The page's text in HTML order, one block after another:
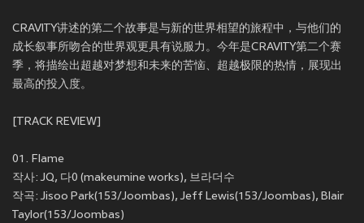
CRAVITY讲述的第二个故事是与新的世界相望的旅程中，与他们的
成长叙事所吻合的世界观更具有说服力。今年是CRAVITY第二个赛
季，将描绘出超越对梦想和未来的苦恼、超越极限的热情，展现出
最高的投入度。
[TRACK REVIEW]
01. Flame
작사: JQ, 다0 (makeumine works), 브라더수
작곡: Jisoo Park(153/Joombas), Jeff Lewis(153/Joombas), Blair
Taylor(153/Joombas)